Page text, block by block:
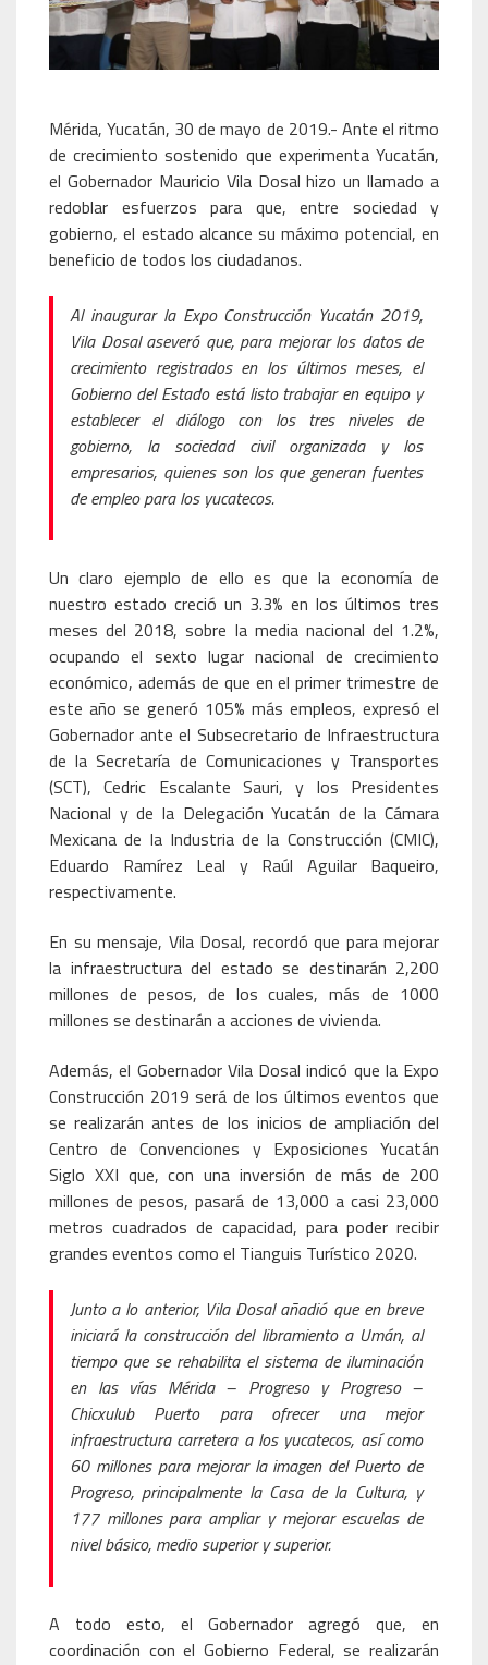
Mérida, Yucatán, 30 de mayo de 2019.- Ante el ritmo
de crecimiento sostenido que experimenta Yucatán,
el Gobernador Mauricio Vila Dosal hizo un llamado a
redoblar esfuerzos para que, entre sociedad y
gobierno, el estado alcance su máximo potencial, en
beneficio de todos los ciudadanos.
Al inaugurar la Expo Construcción Yucatán 2019,
Vila Dosal aseveró que, para mejorar los datos de
crecimiento registrados en los últimos meses, el
Gobierno del Estado está listo trabajar en equipo y
establecer el diálogo con los tres niveles de
gobierno, la sociedad civil organizada y los
empresarios, quienes son los que generan fuentes
de empleo para los yucatecos.
Un claro ejemplo de ello es que la economía de
nuestro estado creció un 3.3% en los últimos tres
meses del 2018, sobre la media nacional del 1.2%,
ocupando el sexto lugar nacional de crecimiento
económico, además de que en el primer trimestre de
este año se generó 105% más empleos, expresó el
Gobernador ante el Subsecretario de Infraestructura
de la Secretaría de Comunicaciones y Transportes
(SCT), Cedric Escalante Sauri, y los Presidentes
Nacional y de la Delegación Yucatán de la Cámara
Mexicana de la Industria de la Construcción (CMIC),
Eduardo Ramírez Leal y Raúl Aguilar Baqueiro,
respectivamente.
En su mensaje, Vila Dosal, recordó que para mejorar
la infraestructura del estado se destinarán 2,200
millones de pesos, de los cuales, más de 1000
millones se destinarán a acciones de vivienda.
Además, el Gobernador Vila Dosal indicó que la Expo
Construcción 2019 será de los últimos eventos que
se realizarán antes de los inicios de ampliación del
Centro de Convenciones y Exposiciones Yucatán
Siglo XXI que, con una inversión de más de 200
millones de pesos, pasará de 13,000 a casi 23,000
metros cuadrados de capacidad, para poder recibir
grandes eventos como el Tianguis Turístico 2020.
Junto a lo anterior, Vila Dosal añadió que en breve
iniciará la construcción del libramiento a Umán, al
tiempo que se rehabilita el sistema de iluminación
en las vías Mérida – Progreso y Progreso –
Chicxulub Puerto para ofrecer una mejor
infraestructura carretera a los yucatecos, así como
60 millones para mejorar la imagen del Puerto de
Progreso, principalmente la Casa de la Cultura, y
177 millones para ampliar y mejorar escuelas de
nivel básico, medio superior y superior.
A todo esto, el Gobernador agregó que, en
coordinación con el Gobierno Federal, se realizarán